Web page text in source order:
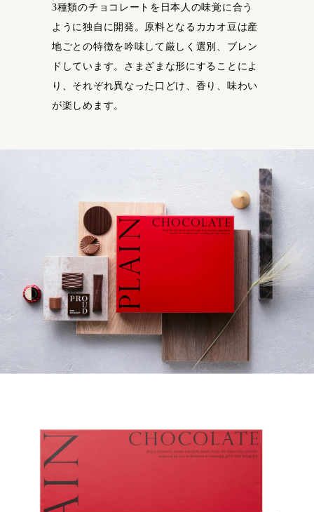
3種類のチョコレートを日本人の味覚に合う
ように独自に開発。原料となるカカオ豆は産
地ごとの特徴を吟味して厳しく選別、ブレン
ドしています。さまざまな形にすることによ
り、それぞれ異なった口どけ、香り、味わい
が楽しめます。